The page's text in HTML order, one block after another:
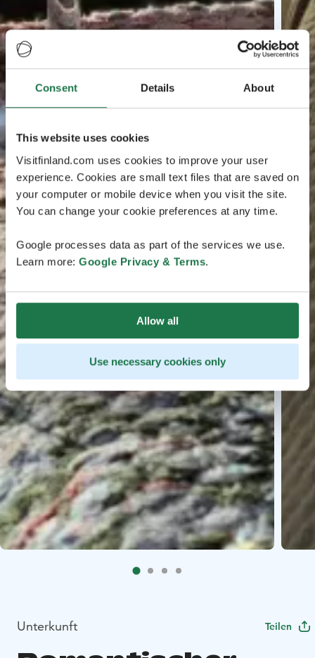
Consent Details About
This website uses cookies
Visitfinland.com uses cookies to improve your user
experience. Cookies are small text files that are saved on
your computer or mobile device when you visit the site.
You can change your cookie preferences at any time.
Google processes data as part of the services we use.
Learn more: Google Privacy & Terms.
Allow all
Use necessary cookies only
Unterkunft Teilen